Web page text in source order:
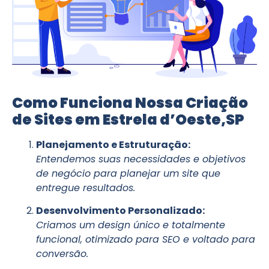
Como Funciona Nossa Criação
de Sites em Estrela d’Oeste,SP
Planejamento e Estruturação:
Entendemos suas necessidades e objetivos
de negócio para planejar um site que
entregue resultados.
Desenvolvimento Personalizado:
Criamos um design único e totalmente
funcional, otimizado para SEO e voltado para
conversão.